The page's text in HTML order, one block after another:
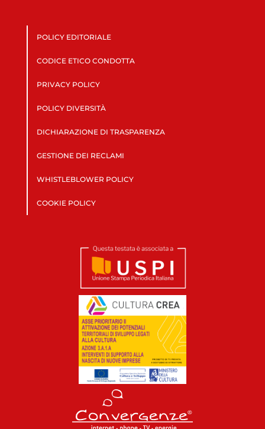
POLICY EDITORIALE
CODICE ETICO CONDOTTA
PRIVACY POLICY
POLICY DIVERSITÀ
DICHIARAZIONE DI TRASPARENZA
GESTIONE DEI RECLAMI
WHISTLEBLOWER POLICY
COOKIE POLICY